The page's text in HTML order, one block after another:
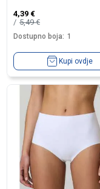
4,39 €
5,49€
Dostupno boja: 1
Kupi ovdje